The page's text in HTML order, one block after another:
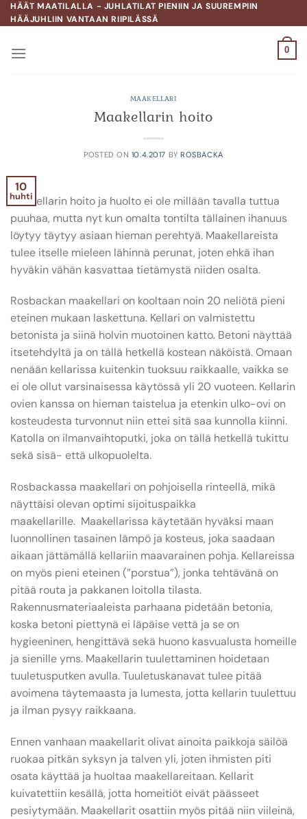
Skip
to
HÄÄT MAATILALLA - JUHLATILAT PIENIIN JA SUUREMPIIN
HÄÄJUHLIIN VANTAAN RIIPILÄSSÄ
0
MAAKELLARI
Maakellarin hoito
POSTED ON 10.4.2017 BYROSBACKA
10
huhti
Maakellarin hoito ja huolto ei ole millään tavalla tuttua
puuhaa, mutta nyt kun omalta tontilta tällainen ihanuus
löytyy täytyy asiaan hieman perehtyä. Maakellareista
tulee itselle mieleen lähinnä perunat, joten ehkä ihan
hyväkin vähän kasvattaa tietämystä niiden osalta.
Rosbackan maakellari on kooltaan noin 20 neliötä pieni
eteinen mukaan laskettuna. Kellari on valmistettu
betonista ja siinä holvin muotoinen katto. Betoni näyttää
itsetehdyltä ja on tällä hetkellä kostean näköistä. Omaan
nenään kellarissa kuitenkin tuoksuu raikkaalle, vaikka se
ei ole ollut varsinaisessa käytössä yli 20 vuoteen. Kellarin
ovien kanssa on hieman taistelua ja etenkin ulko-ovi on
kosteudesta turvonnut niin ettei sitä saa kunnolla kiinni.
Katolla on ilmanvaihtoputki, joka on tällä hetkellä tukittu
sekä sisä- että ulkopuolelta.
Rosbackassa maakellari on pohjoisella rinteellä, mikä
näyttäisi olevan optimi sijoituspaikka
maakellarille. Maakellarissa käytetään hyväksi maan
luonnollinen tasainen lämpö ja kosteus, joka saadaan
aikaan jättämällä kellariin maavarainen pohja. Kellareissa
on myös pieni eteinen (”porstua”), jonka tehtävänä on
pitää routa ja pakkanen loitolla tilasta.
Rakennusmateriaaleista parhaana pidetään betonia,
koska betoni piettynä ei läpäise vettä ja se on
hygieeninen, hengittävä sekä huono kasvualusta homeille
ja sienille yms. Maakellarin tuulettaminen hoidetaan
tuuletusputken avulla. Tuuletuskanavat tulee pitää
avoimena täytemaasta ja lumesta, jotta kellarin tuulettuu
ja ilman pysyy raikkaana.
Ennen vanhaan maakellarit olivat ainoita paikkoja säilöä
ruokaa pitkän syksyn ja talven yli, joten ihmisten piti
osata käyttää ja huoltaa maakellareitaan. Kellarit
kuivatettiin kesällä, jotta homeitiöt eivät päässeet
pesiytymään. Maakellarit osattiin myös pitää niin viileinä,